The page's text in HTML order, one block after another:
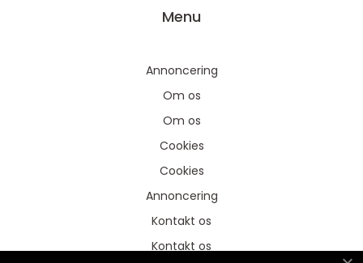
Menu
Annoncering
Om os
Om os
Cookies
Cookies
Annoncering
Kontakt os
Kontakt os